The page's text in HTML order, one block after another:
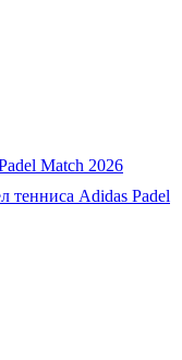
Match 2026
тенниса Adidas Padel